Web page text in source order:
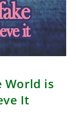
World is
It